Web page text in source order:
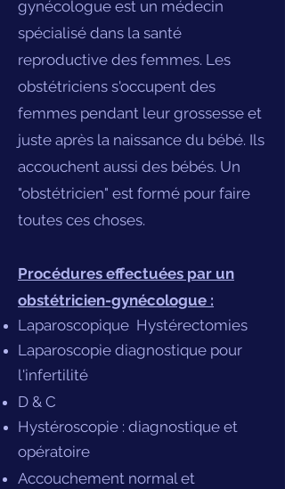
gynécologue est un médecin
spécialisé dans la santé
reproductive des femmes. Les
obstétriciens s'occupent des
femmes pendant leur grossesse et
juste après la naissance du bébé. Ils
accouchent aussi des bébés. Un
"obstétricien" est formé pour faire
toutes ces choses.
Procédures effectuées par un
obstétricien-gynécologue :
Laparoscopique Hystérectomies
Laparoscopie diagnostique pour
l'infertilité
D & C
Hystéroscopie : diagnostique et
opératoire
Accouchement normal et